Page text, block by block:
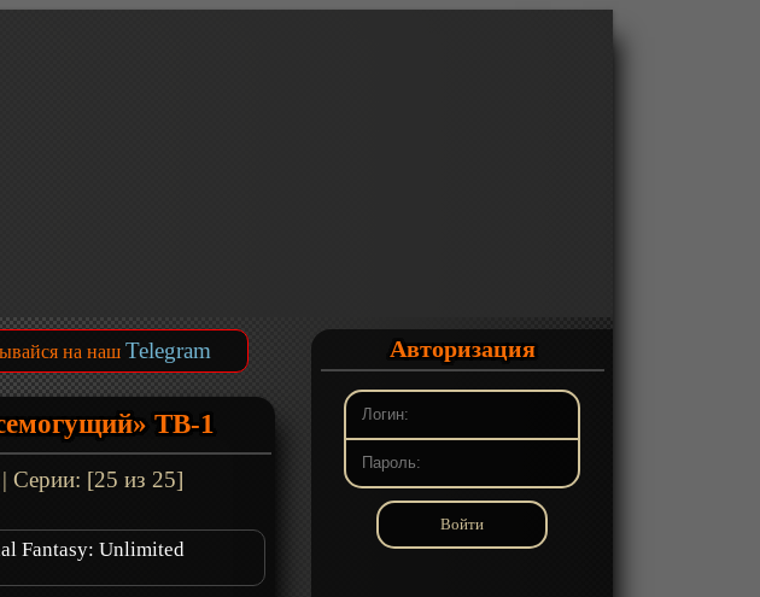
на наш Telegram
ТВ-1
| Серии: [25 из 25]
Fantasy: Unlimited
Авторизация